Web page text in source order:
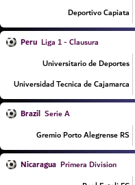
Deportivo Capiata
Peru Liga 1 - Clausura
Universitario de Deportes
Universidad Tecnica de Cajamarca
Brazil Serie A
Gremio Porto Alegrense RS
Nicaragua Primera Division